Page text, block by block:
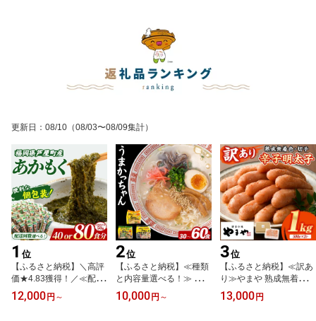
更新日 ： 08/10 （08/03〜08/09集計）
1 位
【ふるさと納税】＼高評
価★4.83獲得！／≪配送
回数選べる≫ 福岡県芦屋
町産 あかもく (50g×40〜
12,000円 ～
2位
【ふるさと納税】≪種類
と内容量選べる！≫ うま
かっちゃん (30〜60食)
麺 麺類 豚骨ラーメン 九
10,000円 ～
3位
【ふるさと納税】≪訳あ
り≫やまや 熟成無着色
明太子切子(1kg・500g×
2P) 明太子 めんたい めん
13,000円